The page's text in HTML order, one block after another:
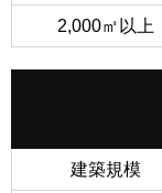
2,000㎡以上
建築規模